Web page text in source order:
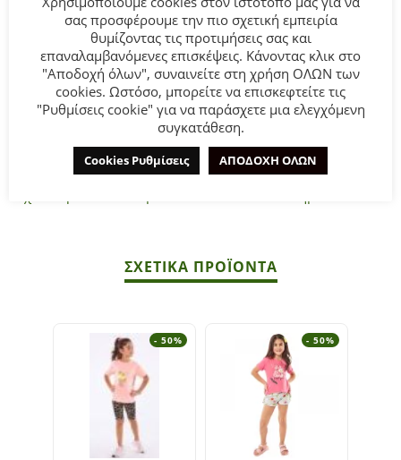
Μπλούζα κοντομάνικη σε ροζ Fluo χρώμα με τύπωμα.
Σορτς σε λευκό – γαλάζιο χρώμα tie dye με λάστιχο στη
μέση.
Σύνθεση: 95% Βαμβάκι 5% Λύκρα.
ΣΥΜΒΟΥΛΕΣ
Πλένεται στο πλυντήριο στους 30°C.
ΣΧΕΤΙΚΆ ΠΡΟΪΌΝΤΑ
- 50% - 50%
σας προσφέρουμε την πιο σχετική εμπειρία
θυμίζοντας τις προτιμήσεις σας και
επαναλαμβανόμενες επισκέψεις. Κάνοντας κλικ στο
"Αποδοχή όλων", συναινείτε στη χρήση ΟΛΩΝ των
cookies. Ωστόσο, μπορείτε να επισκεφτείτε τις
"Ρυθμίσεις cookie" για να παράσχετε μια ελεγχόμενη
συγκατάθεση.
Cookies Ρυθμίσεις ΑΠΟΔΟΧΗ ΟΛΩΝ